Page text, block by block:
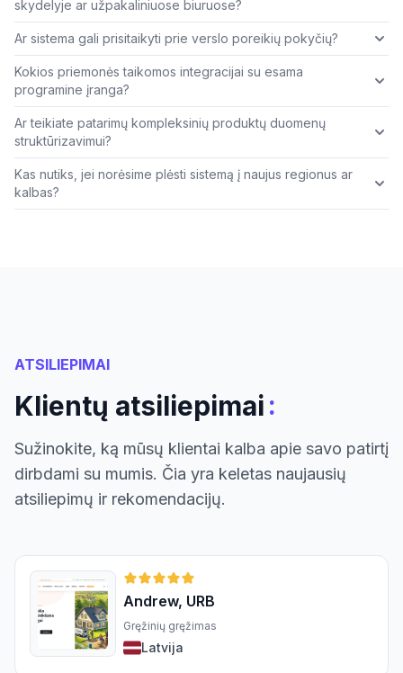
skydelyje ar užpakaliniuose biuruose?
Ar sistema gali prisitaikyti prie verslo poreikių pokyčių?
Kokios priemonės taikomos integracijai su esama
programine įranga?
Ar teikiate patarimų kompleksinių produktų duomenų
struktūrizavimui?
Kas nutiks, jei norėsime plėsti sistemą į naujus regionus ar
kalbas?
ATSILIEPIMAI
Klientų atsiliepimai:
Sužinokite, ką mūsų klientai kalba apie savo patirtį
dirbdami su mumis. Čia yra keletas naujausių
atsiliepimų ir rekomendacijų.
Andrew, URB
Gręžinių gręžimas
Latvija